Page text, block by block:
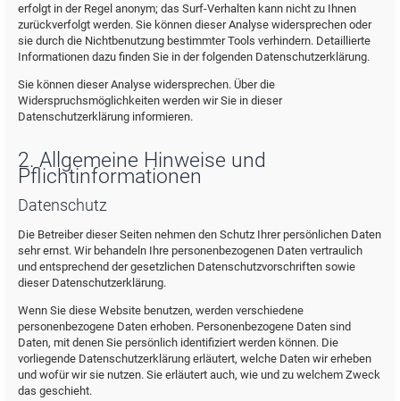
erfolgt in der Regel anonym; das Surf-Verhalten kann nicht zu Ihnen
zurückverfolgt werden. Sie können dieser Analyse widersprechen oder
sie durch die Nichtbenutzung bestimmter Tools verhindern. Detaillierte
Informationen dazu finden Sie in der folgenden Datenschutzerklärung.
Sie können dieser Analyse widersprechen. Über die
Widerspruchsmöglichkeiten werden wir Sie in dieser
Datenschutzerklärung informieren.
2. Allgemeine Hinweise und
Pflichtinformationen
Datenschutz
Die Betreiber dieser Seiten nehmen den Schutz Ihrer persönlichen Daten
sehr ernst. Wir behandeln Ihre personenbezogenen Daten vertraulich
und entsprechend der gesetzlichen Datenschutzvorschriften sowie
dieser Datenschutzerklärung.
Wenn Sie diese Website benutzen, werden verschiedene
personenbezogene Daten erhoben. Personenbezogene Daten sind
Daten, mit denen Sie persönlich identifiziert werden können. Die
vorliegende Datenschutzerklärung erläutert, welche Daten wir erheben
und wofür wir sie nutzen. Sie erläutert auch, wie und zu welchem Zweck
das geschieht.